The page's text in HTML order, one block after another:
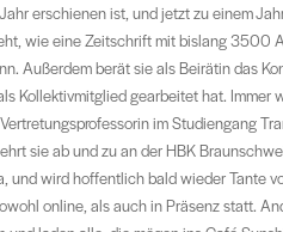
erschienen ist, und jetzt zu einem
wie eine Zeitschrift mit bislang 3500
Außerdem berät sie als Beirätin das
Kollektivmitglied gearbeitet hat.
im Studiengang
sie ab und zu an der HBK
und wird hoffentlich bald wieder Tante
online, als auch in Präsenz statt.